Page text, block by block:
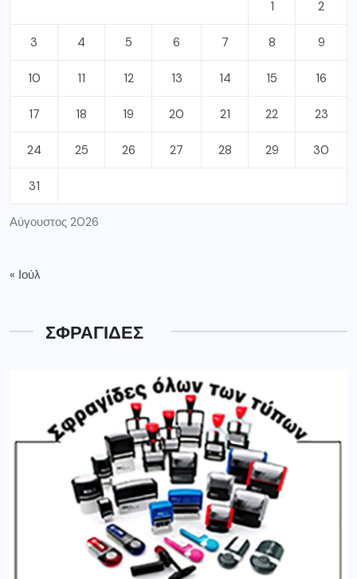
Αύγουστος 2026
1 2
3 4 5 6 7 8 9
10 11 12 13 14 15 16
17 18 19 20 21 22 23
24 25 26 27 28 29 30
31
« Ιούλ
ΣΦΡΑΓΙΔΕΣ